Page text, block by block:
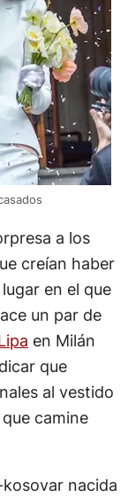
a los
creían haber
en el que
un par de
en Milán
que
al vestido
camine
nacida